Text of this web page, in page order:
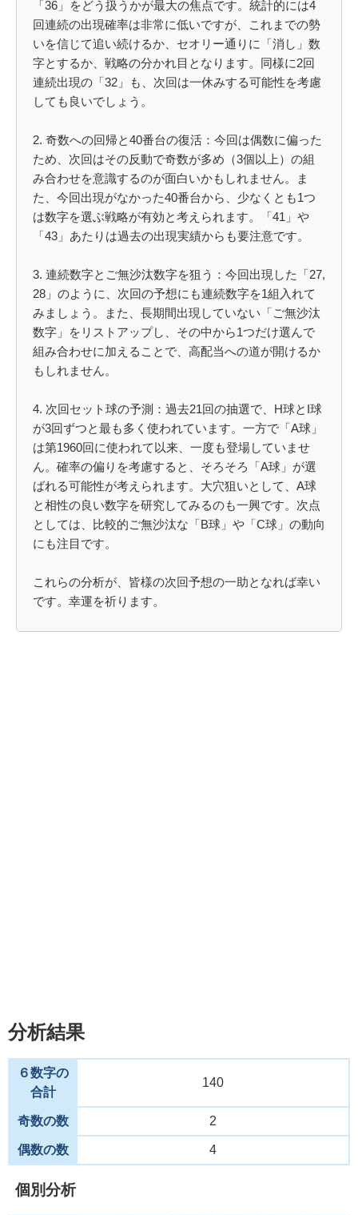
「36」をどう扱うかが最大の焦点です。統計的には4
回連続の出現確率は非常に低いですが、これまでの勢
いを信じて追い続けるか、セオリー通りに「消し」数
字とするか、戦略の分かれ目となります。同様に2回
連続出現の「32」も、次回は一休みする可能性を考慮
しても良いでしょう。
2. 奇数への回帰と40番台の復活：今回は偶数に偏った
ため、次回はその反動で奇数が多め（3個以上）の組
み合わせを意識するのが面白いかもしれません。ま
た、今回出現がなかった40番台から、少なくとも1つ
は数字を選ぶ戦略が有効と考えられます。「41」や
「43」あたりは過去の出現実績からも要注意です。
3. 連続数字とご無沙汰数字を狙う：今回出現した「27,
28」のように、次回の予想にも連続数字を1組入れて
みましょう。また、長期間出現していない「ご無沙汰
数字」をリストアップし、その中から1つだけ選んで
組み合わせに加えることで、高配当への道が開けるか
もしれません。
4. 次回セット球の予測：過去21回の抽選で、H球とI球
が3回ずつと最も多く使われています。一方で「A球」
は第1960回に使われて以来、一度も登場していませ
ん。確率の偏りを考慮すると、そろそろ「A球」が選
ばれる可能性が考えられます。大穴狙いとして、A球
と相性の良い数字を研究してみるのも一興です。次点
としては、比較的ご無沙汰な「B球」や「C球」の動向
にも注目です。
これらの分析が、皆様の次回予想の一助となれば幸い
です。幸運を祈ります。
分析結果
６数字の
合計
140
奇数の数 2
偶数の数 4
個別分析